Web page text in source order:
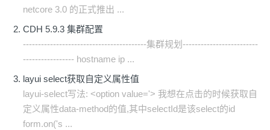
netcore 3.0 的正式推出 ...
CDH 5.9.3 集群配置
-----------------------------------------集群规划-------------------------
----------------- hostname ip ...
layui select获取自定义属性值
layui-select写法: <option value='> 我想在点击的时候获取自
定义属性data-method的值,其中selectId是该select的id
form.on('s ...